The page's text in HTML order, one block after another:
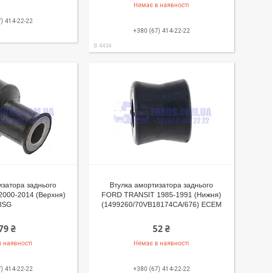
414-22-22
Немає в наявності
+380 (67) 414-22-22
B 4434
заднього
2014 (Верхня)
₴
414-22-22
Втулка амортизатора заднього
FORD TRANSIT 1985-1991 (Нижня)
(1499260/70VB18174CA/676) ECEM
52 ₴
Немає в наявності
+380 (67) 414-22-22